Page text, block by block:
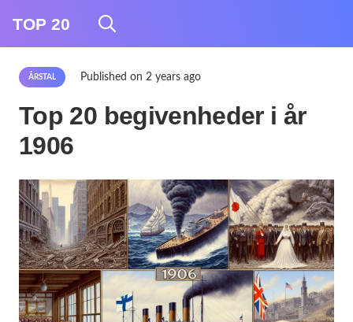
TOP 20
ÅRSTAL Published on2 years ago
Top 20 begivenheder i år
1906